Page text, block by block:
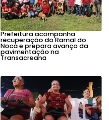
Prefeitura acompanha
recuperação do Ramal do
Noca e prepara avanço da
pavimentação na
Transacreana